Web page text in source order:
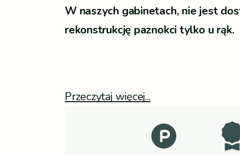
W naszych gabinetach, nie jest
rekonstrukcję paznokci tylko u rąk.
Przeczytaj więcej...